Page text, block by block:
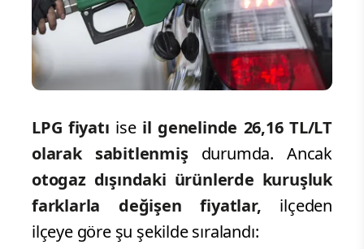
LPG fiyatı iseil genelinde 26,16 TL/LT
olarak sabitlenmişdurumda. Ancak
otogaz dışındaki ürünlerde kuruşluk
farklarla değişen fiyatlar, ilçeden
ilçeye göre şu şekilde sıralandı: